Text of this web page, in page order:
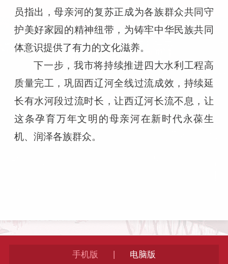
员指出，母亲河的复苏正成为各族群众共同守
护美好家园的精神纽带，为铸牢中华民族共同
体意识提供了有力的文化滋养。
下一步，我市将持续推进四大水利工程高
质量完工，巩固西辽河全线过流成效，持续延
长有水河段过流时长，让西辽河长流不息，让
这条孕育万年文明的母亲河在新时代永葆生
机、润泽各族群众。
手机版 电脑版